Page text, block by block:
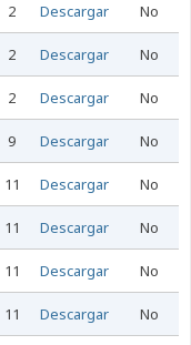
2 Descargar No
2 Descargar No
2 Descargar No
9 Descargar No
11 Descargar No
11 Descargar No
11 Descargar No
11 Descargar No